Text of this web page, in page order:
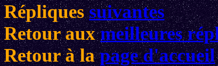
Répliquessuivantes
Retour auxmeilleures
Retour à lapage d'accueil